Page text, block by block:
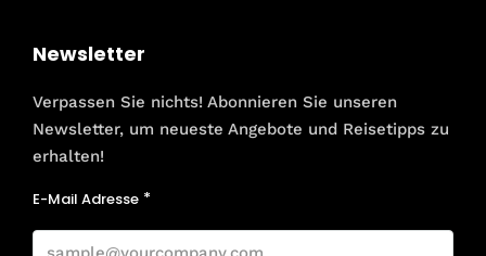
Newsletter
Verpassen Sie nichts! Abonnieren Sie unseren
Newsletter, um neueste Angebote und Reisetipps zu
erhalten!
E-Mail Adresse